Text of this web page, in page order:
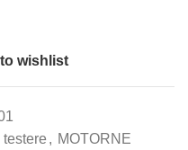
wishlist
, MOTORNE